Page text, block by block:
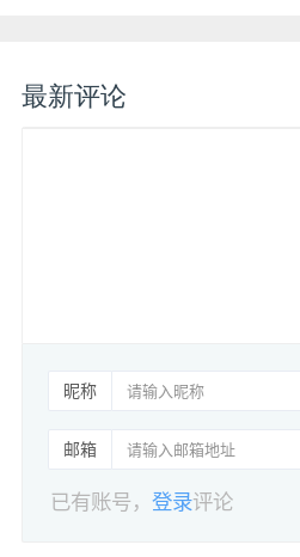
最新评论
昵称
邮箱
已有账号，登录评论